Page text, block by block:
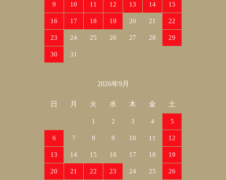
9 10 11 12 13 14 15
16 17 18 19 20 21 22
23 24 25 26 27 28 29
30 31
2026年9月
日 月 火 水 木 金 土
1 2 3 4 5
6 7 8 9 10 11 12
13 14 15 16 17 18 19
20 21 22 23 24 25 26